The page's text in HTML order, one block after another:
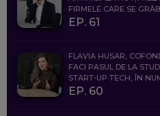
FIRMELE CARE SE
EP. 61
FLAVIA HUSAR,
FACI PASUL DE LA
START-UP TECH, ÎN
EP. 60